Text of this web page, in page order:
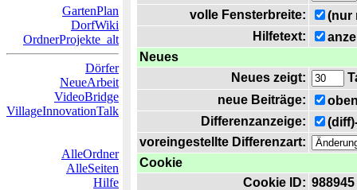
GartenPlan
DorfWiki
OrdnerProjekte_alt
Dörfer
NeueArbeit
VideoBridge
VillageInnovationTalk
AlleOrdner
AlleSeiten
Hilfe
volle Fensterbreite:
(nur
Hilfetext:
Neues
Neues zeigt:
neue Beiträge:
Differenzanzeige:
voreingestellte Differenzart:
Cookie
Cookie ID: 988945